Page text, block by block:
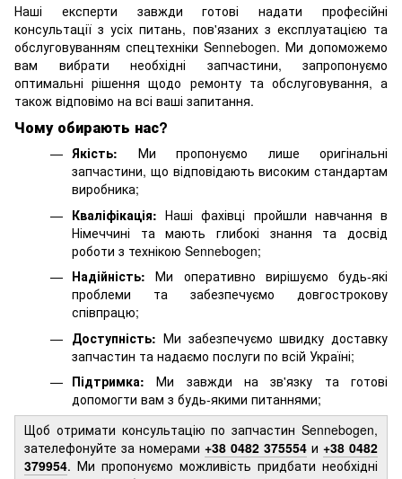
Наші експерти завжди готові надати професійні
консультації з усіх питань, пов'язаних з експлуатацією та
обслуговуванням спецтехніки Sennebogen. Ми допоможемо
вам вибрати необхідні запчастини, запропонуємо
оптимальні рішення щодо ремонту та обслуговування, а
також відповімо на всі ваші запитання.
Чому обирають нас?
Якість: Ми пропонуємо лише оригінальні
запчастини, що відповідають високим стандартам
виробника;
Кваліфікація: Наші фахівці пройшли навчання в
Німеччині та мають глибокі знання та досвід
роботи з технікою Sennebogen;
Надійність:Ми оперативно вирішуємо будь-які
проблеми та забезпечуємо довгострокову
співпрацю;
Доступність: Ми забезпечуємо швидку доставку
запчастин та надаємо послуги по всій Україні;
Підтримка: Ми завжди на зв'язку та готові
допомогти вам з будь-якими питаннями;
Щоб отримати консультацію по запчастин Sennebogen,
зателефонуйте за номерами +38 0482 375554 и +38 0482
379954. Ми пропонуємо можливість придбати необхідні